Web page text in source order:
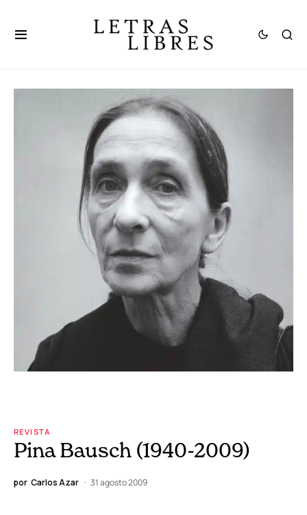
REVISTA
Pina Bausch (1940-2009)
por Carlos Azar 31 agosto 2009